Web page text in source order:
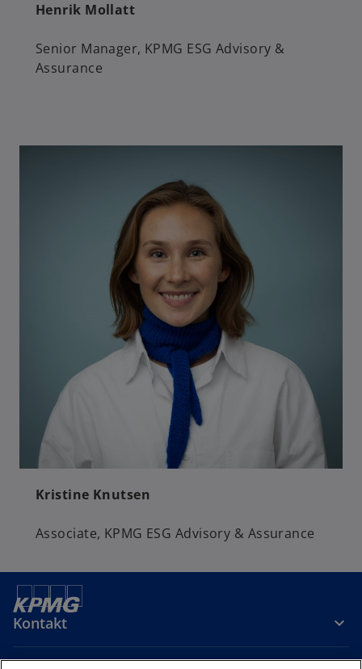
Henrik Mollatt
Senior Manager, KPMG ESG Advisory &
Assurance
Kristine Knutsen
Associate, KPMG ESG Advisory & Assurance
Kontakt